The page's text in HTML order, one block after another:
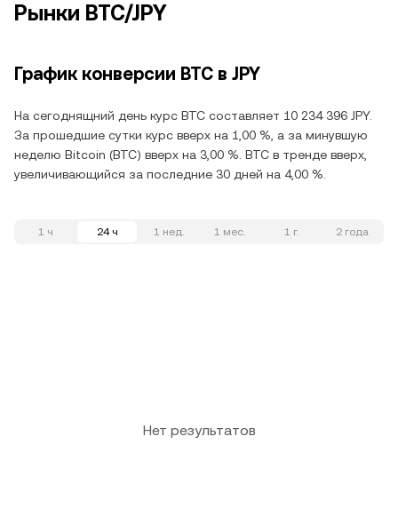
Рынки BTC/JPY
График конверсии BTC в JPY
На сегоднящний день курс BTC составляет 10 234 396 JPY.
За прошедшие сутки курс вверх на 1,00 %, а за минувшую
неделю Bitcoin (BTC) вверх на 3,00 %. BTC в тренде вверх,
увеличивающийся за последние 30 дней на 4,00 %.
1 ч 24 ч 1 нед. 1 мес. 1 г. 2 года
Нет результатов